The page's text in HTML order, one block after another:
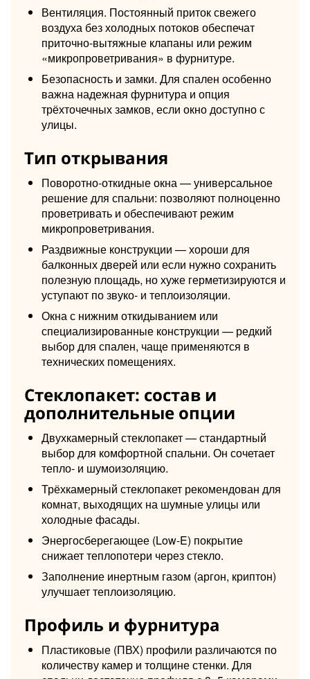
Вентиляция. Постоянный приток свежего
воздуха без холодных потоков обеспечат
приточно-вытяжные клапаны или режим
«микропроветривания» в фурнитуре.
Безопасность и замки. Для спален особенно
важна надежная фурнитура и опция
трёхточечных замков, если окно доступно с
улицы.
Тип открывания
Поворотно-откидные окна — универсальное
решение для спальни: позволяют полноценно
проветривать и обеспечивают режим
микропроветривания.
Раздвижные конструкции — хороши для
балконных дверей или если нужно сохранить
полезную площадь, но хуже герметизируются и
уступают по звуко- и теплоизоляции.
Окна с нижним откидыванием или
специализированные конструкции — редкий
выбор для спален, чаще применяются в
технических помещениях.
Стеклопакет: состав и
дополнительные опции
Двухкамерный стеклопакет — стандартный
выбор для комфортной спальни. Он сочетает
тепло- и шумоизоляцию.
Трёхкамерный стеклопакет рекомендован для
комнат, выходящих на шумные улицы или
холодные фасады.
Энергосберегающее (Low-E) покрытие
снижает теплопотери через стекло.
Заполнение инертным газом (аргон, криптон)
улучшает теплоизоляцию.
Профиль и фурнитура
Пластиковые (ПВХ) профили различаются по
количеству камер и толщине стенки. Для